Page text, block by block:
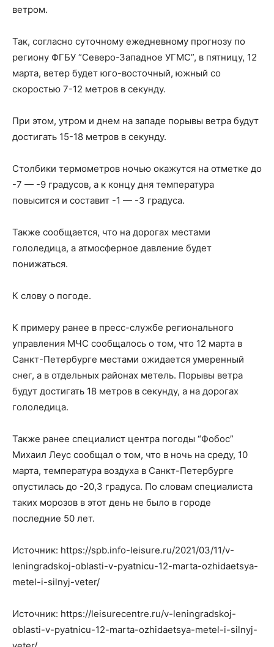
ветром.
Так, согласно суточному ежедневному прогнозу по
региону ФГБУ “Северо-Западное УГМС”, в пятницу, 12
марта, ветер будет юго-восточный, южный со
скоростью 7-12 метров в секунду.
При этом, утром и днем на западе порывы ветра будут
достигать 15-18 метров в секунду.
Столбики термометров ночью окажутся на отметке до
-7 — -9 градусов, а к концу дня температура
повысится и составит -1 — -3 градуса.
Также сообщается, что на дорогах местами
гололедица, а атмосферное давление будет
понижаться.
К слову о погоде.
К примеру ранее в пресс-службе регионального
управления МЧС сообщалось о том, что 12 марта в
Санкт-Петербурге местами ожидается умеренный
снег, а в отдельных районах метель. Порывы ветра
будут достигать 18 метров в секунду, а на дорогах
гололедица.
Также ранее специалист центра погоды “Фобос”
Михаил Леус сообщал о том, что в ночь на среду, 10
марта, температура воздуха в Санкт-Петербурге
опустилась до -20,3 градуса. По словам специалиста
таких морозов в этот день не было в городе
последние 50 лет.
Источник: https://spb.info-leisure.ru/2021/03/11/v-
leningradskoj-oblasti-v-pyatnicu-12-marta-ozhidaetsya-
metel-i-silnyj-veter/
Источник: https://leisurecentre.ru/v-leningradskoj-
oblasti-v-pyatnicu-12-marta-ozhidaetsya-metel-i-silnyj-